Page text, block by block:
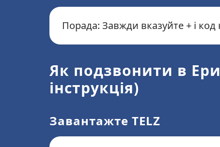
Порада: Завжди вказуйте + і
Як подзвонити в
інструкція)
Завантажте TELZ